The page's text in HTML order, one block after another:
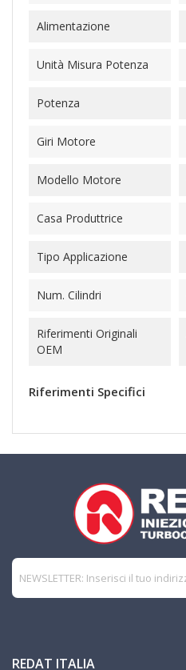
Alimentazione
Unità Misura Potenza
Potenza
Giri Motore
Modello Motore
Casa Produttrice
Tipo Applicazione
Num. Cilindri
Riferimenti Originali
OEM
Riferimenti Specifici
REDAT ITALIA